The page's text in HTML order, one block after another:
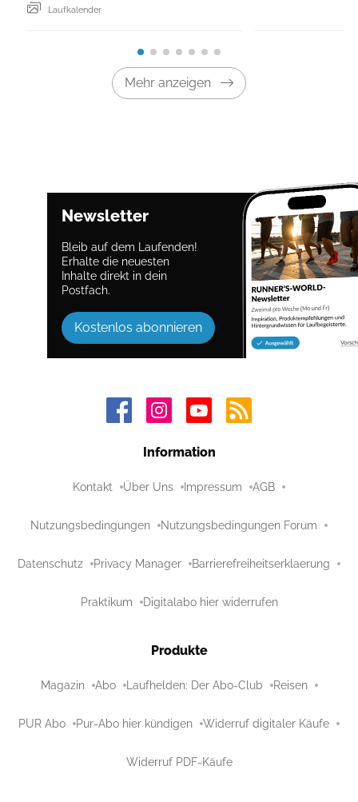
Laufkalender
Mehr anzeigen
Newsletter
Bleib auf dem Laufenden!
Erhalte die neuesten
Inhalte direkt in dein
Postfach.
Kostenlos abonnieren
Information
Kontakt Über Uns Impressum AGB
Nutzungsbedingungen Nutzungsbedingungen Forum
Datenschutz Privacy Manager Barrierefreiheitserklaerung
Praktikum Digitalabo hier widerrufen
Produkte
Magazin Abo Laufhelden: Der Abo-Club Reisen
PUR Abo Pur-Abo hier kündigen Widerruf digitaler Käufe
Widerruf PDF-Käufe